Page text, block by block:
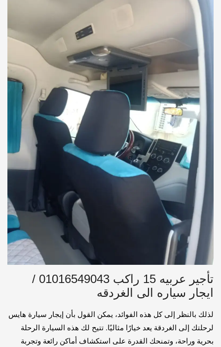
تأجير عربيه 15 راكب 01016549043 /
ايجار سياره الى الغردقه
لذلك بالنظر إلى كل هذه الفوائد، يمكن القول بأن إيجار سيارة هايس
لرحلتك إلى الغردقة يعد خيارًا مثاليًا. تتيح لك هذه السيارة الرحلة
بحرية وراحة، وتمنحك القدرة على استكشاف أماكن رائعة وتجربة